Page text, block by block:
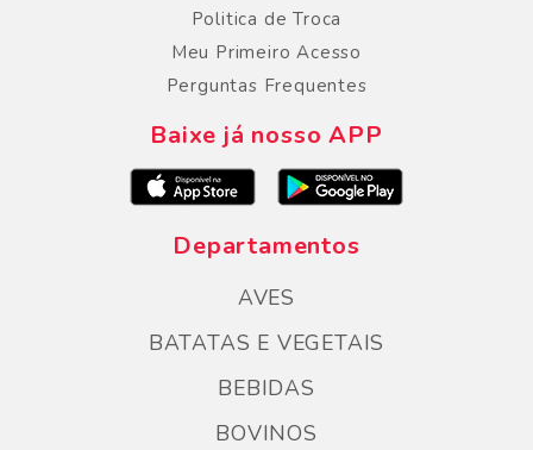
Politica de Troca
Meu Primeiro Acesso
Perguntas Frequentes
Baixe já nosso APP
Departamentos
AVES
BATATAS E VEGETAIS
BEBIDAS
BOVINOS